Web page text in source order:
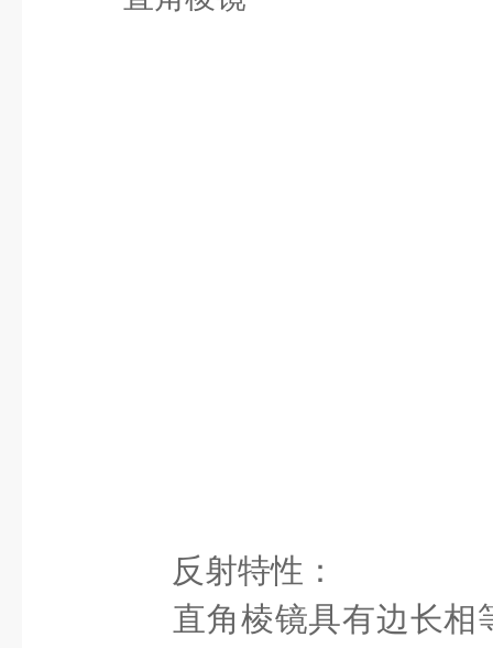
反射特性：
直角棱镜具有边长相